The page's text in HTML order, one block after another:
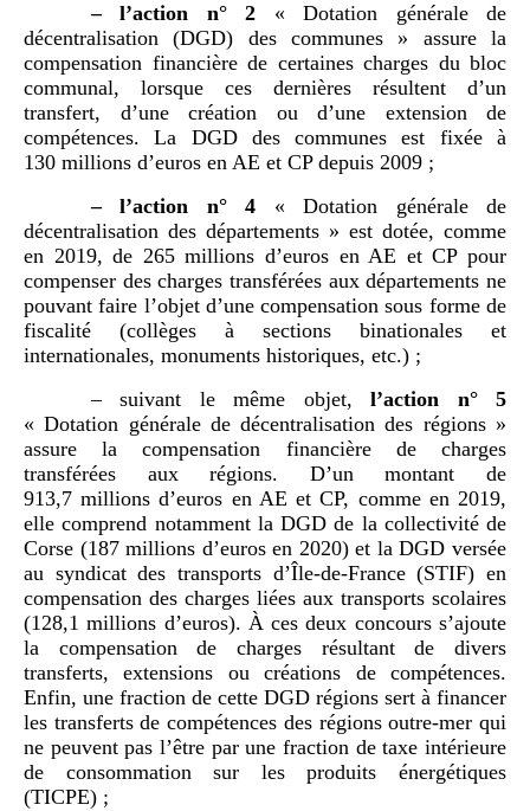
–
l’action n° 2 « Dotation générale de
décentralisation (DGD) des communes » assure la
compensation financière de certaines charges du bloc
communal, lorsque ces dernières résultent d’un
transfert, d’une création ou d’une extension de
compétences. La DGD des communes est fixée à
130 millions d’euros en AE et CP depuis 2009 ;
–
l’action n° 4 « Dotation générale de
décentralisation des départements » est dotée, comme
en 2019, de 265 millions d’euros en AE et CP pour
compenser des charges transférées aux départements ne
pouvant faire l’objet d’une compensation sous forme de
fiscalité (collèges à sections binationales et
internationales, monuments historiques, etc.) ;
– suivant le même objet,l’action n°
5
« Dotation générale de décentralisation des régions »
assure la compensation financière de charges
transférées aux régions. D’un montant de
913,7 millions d’euros en AE et CP, comme en 2019,
elle comprend notamment la DGD de la collectivité de
Corse (187 millions d’euros en 2020) et la DGD versée
au syndicat des transports d’Île-de-France (STIF) en
compensation des charges liées aux transports scolaires
(128,1 millions d’euros). À ces deux concours s’ajoute
la compensation de charges résultant de divers
transferts, extensions ou créations de compétences.
Enfin, une fraction de cette DGD régions sert à financer
les transferts de compétences des régions outre-mer qui
ne peuvent pas l’être par une fraction de taxe intérieure
de consommation sur les produits énergétiques
(TICPE) ;